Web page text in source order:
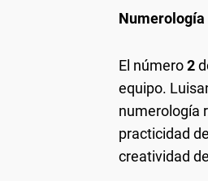
Numerología
El número2
equipo.
numerología
practicidad
creatividad